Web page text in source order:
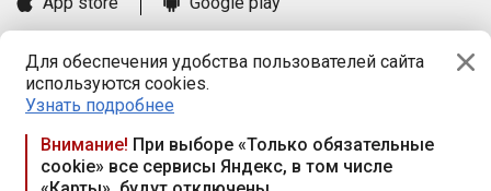
Для обеспечения удобства пользователей сайта
используются cookies.
Узнать подробнее
Внимание! При выборе «Только обязательные
cookie» все сервисы Яндекс, в том числе
Книга замечаний и предложений
Правила и документы
Praca.by © 2000—2026, ООО «ПРАЦА БАЙ»
Республика Беларусь, 220114, г. Минск, пр-т Независимости
117а, пом. № 9.